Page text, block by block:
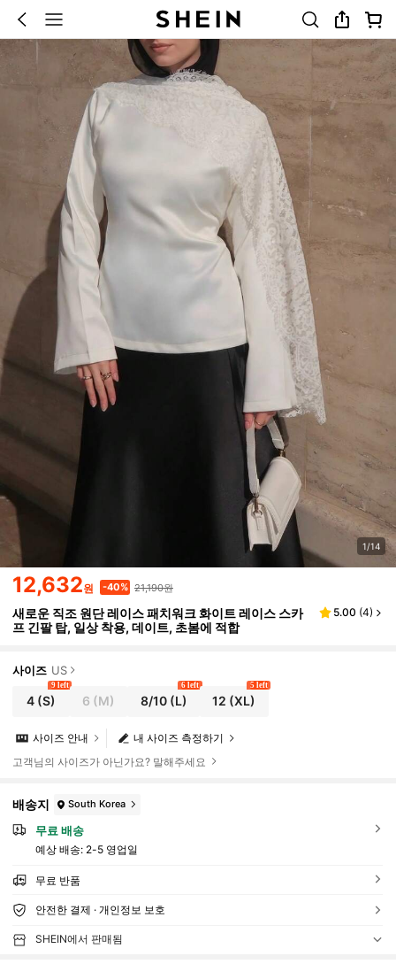
1/14
12,632원 -40% 21,190원
새로운 직조 원단 레이스 패치워크 화이트 레이스 스카
프 긴팔 탑, 일상 착용, 데이트, 초봄에 적합
5.00 (4)
사이즈 US
4 (S)
9 left
6 (M) 8/10(L)
6 left
12 (XL)
5 left
내 사이즈 측정하기
사이즈 안내
고객님의 사이즈가 아닌가요? 말해주세요
배송지 South Korea
무료 배송
예상 배송: 2-5 영업일
무료 반품
안전한 결제 · 개인정보 보호
SHEIN에서 판매됨